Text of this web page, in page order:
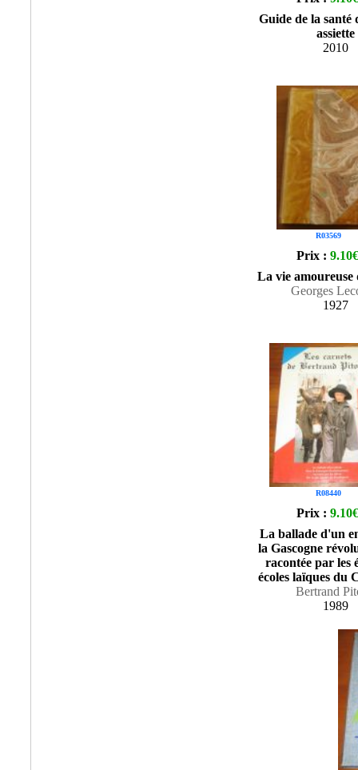
Guide de la santé
assiette
2010
R03569
Prix : 9.10€
La vie amoureuse
Georges
1927
R08440
Prix : 9.10€
La ballade d'un
la Gascogne
racontée par les
écoles laïques du
Bertrand
1989